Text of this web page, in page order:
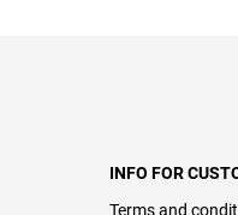
INFO FOR
Terms and